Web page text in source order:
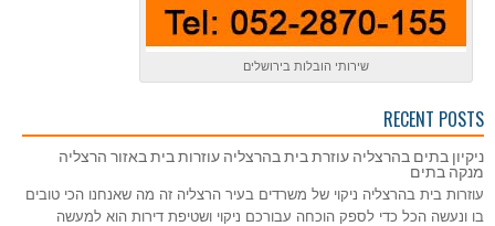
שירותי הובלות בירושלים
RECENT POSTS
ניקיון בתים בהרצליה עוזרת בית בהרצליה עוזרות בית באזור הרצליה
מנקה בתים
עוזרות בית בהרצליה ניקוי של משרדים בעיר הרצליה זה מה שאנחנו הכי טובים
בו ונעשה הכל כדי לספק הוכחה עבורכם ניקוי ושטיפת דירות הוא למעשה